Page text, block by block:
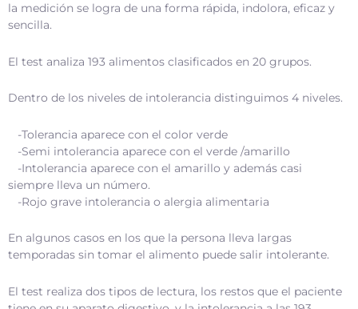
la medición se logra de una forma rápida, indolora, eficaz y
sencilla.
El test analiza 193 alimentos clasificados en 20 grupos.
Dentro de los niveles de intolerancia distinguimos 4 niveles.
-Tolerancia aparece con el color verde
-Semi intolerancia aparece con el verde /amarillo
-Intolerancia aparece con el amarillo y además casi
siempre lleva un número.
-Rojo grave intolerancia o alergia alimentaria
En algunos casos en los que la persona lleva largas
temporadas sin tomar el alimento puede salir intolerante.
El test realiza dos tipos de lectura, los restos que el paciente